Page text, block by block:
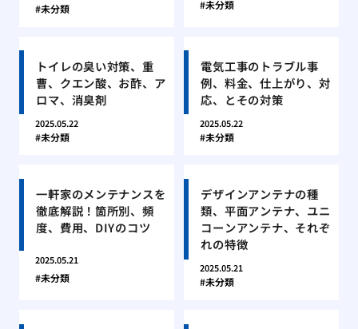
未分類 未分類
トイレの臭い対策、重
曹、クエン酸、お酢、ア
ロマ、消臭剤
2025.05.22
未分類
電気工事のトラブル事
例、料金、仕上がり、対
応、とその対策
2025.05.22
未分類
一軒家のメンテナンスを
徹底解説！箇所別、頻
度、費用、DIYのコツ
2025.05.21
未分類
デザインアンテナの種
類、平面アンテナ、ユニ
コーンアンテナ、それぞ
れの特徴
2025.05.21
未分類